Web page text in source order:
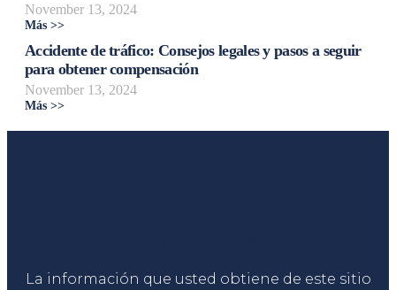
November 13, 2024
Más >>
Accidente de tráfico: Consejos legales y pasos a seguir
para obtener compensación
November 13, 2024
Más >>
La información que usted obtiene de este sitio